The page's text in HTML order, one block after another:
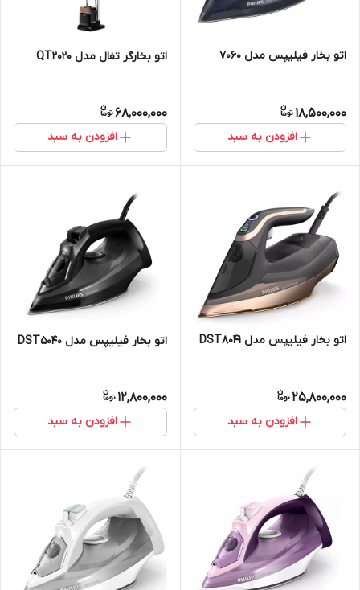
اتو بخار فیلیپس مدل 7060
18,500,000
افزودن به سبد
اتو بخارگر تفال مدل QT2020
68,000,000
افزودن به سبد
اتو بخار فیلیپس مدل DST8041
25,800,000
افزودن به سبد
اتو بخار فیلیپس مدل DST5040
12,800,000
افزودن به سبد